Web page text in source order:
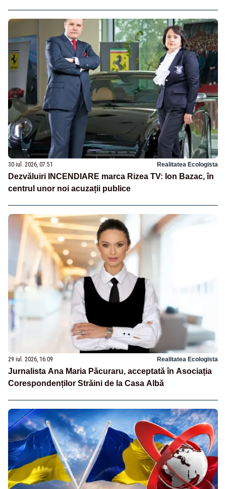
30 iul. 2026, 07:51 Realitatea Ecologista
Dezvăluiri INCENDIARE marca Rizea TV: Ion Bazac, în
centrul unor noi acuzații publice
29 iul. 2026, 16:09 Realitatea Ecologista
Jurnalista Ana Maria Păcuraru, acceptată în Asociația
Corespondenților Străini de la Casa Albă